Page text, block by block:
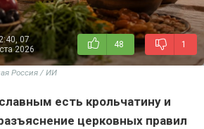
07
2026
48 1
Россия / ИИ
есть крольчатину и
церковных правил